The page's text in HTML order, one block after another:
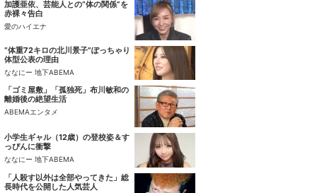
加護亜依、芸能人との“体の関係”を
赤裸々告白
愛のハイエナ
“体重72キロの北川景子”ぽっちゃり
体型公表の理由
ななにー 地下ABEMA
「ゴミ屋敷」「孤独死」布川敏和の
離婚後の絶望生活
ABEMAエンタメ
小学生ギャル（12歳）の登校姿＆す
っぴんに衝撃
ななにー 地下ABEMA
「人殺す以外は全部やってきた」総
長時代を公開した人気芸人